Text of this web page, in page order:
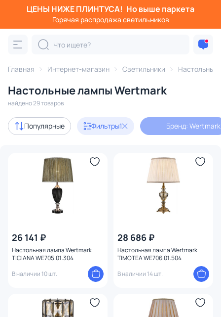
ЦЕНЫ НИЖЕ ПЛИНТУСА! Но выше паркета
Горячая распродажа светильников
Главная Интернет-магазин Светильники Настольные
Настольные лампы Wertmark
найдено 29 товаров
Популярные Фильтры1 Бренд: Wertmark
26 141 ₽
Настольная лампа Wertmark
TICIANA WE705.01.304
В наличии 10 шт.
28 686 ₽
Настольная лампа Wertmark
TIMOTEA WE706.01.504
В наличии 14 шт.
Фильтры
Категория:
светодиодные офисные с абажуром
Дизайнерский свет
Цвет
Стиль
Материал арматуры